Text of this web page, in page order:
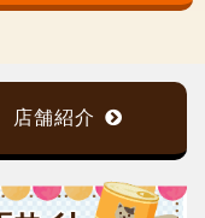
店舗紹介